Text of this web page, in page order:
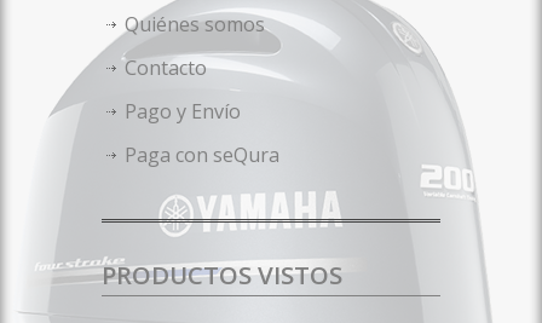
Quiénes somos
Contacto
Pago y Envío
Paga con seQura
PRODUCTOS VISTOS